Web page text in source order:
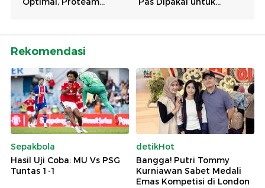
Rekomendasi
Sepakbola
Hasil Uji Coba: MU Vs PSG
Tuntas 1-1
detikHot
Bangga! Putri Tommy
Kurniawan Sabet Medali
Emas Kompetisi di London